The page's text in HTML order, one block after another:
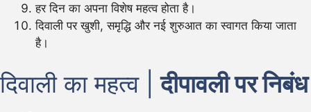
हर दिन का अपना विशेष महत्व होता है।
दिवाली पर खुशी, समृद्धि और नई शुरुआत का स्वागत किया जाता
है।
दिवाली का महत्व |दीपावली पर निबंध